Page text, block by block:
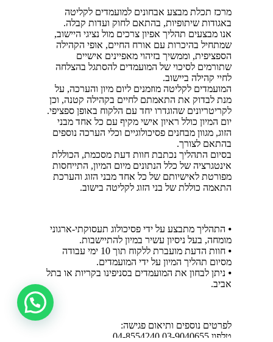
מרכז תכלת מבצע אבחונים למועמדים לקליטה
באגודות שיתופיות, בהתאם לחוק ועדות קבלה.
אנו מבצעים תהליך אפיון צרכים מול נציגי היישוב,
שמתחיל בהיכרות עם אורח החיים, אופי הקהילה
הספציפית, וממשיך בזיהוי מאפיינים אישיים
שתורמים לסיכוי של המועמדים להסתגל בהצלחה
לחיי קהילה ביישוב.
המועמדים לקליטה מוזמנים ליום מיון והערכה, על
מנת לבדוק את התאמתם לחיים בקהילה קטנה, וכן
לקריטריונים שהוגדרו יחד עם הלקוח באופן ספציפי.
יום המיון כולל ראיון אישי מקיף עם כל אחד מבני
הזוג, מגוון מבחנים פסיכולוגיים וכלי הערכה נוספים
בהתאם לצורך.
בסיום התהליך נכתבת חוות דעת מסכמת, הכוללת
אינטגרציה של כלל הנתונים מיום המיון, התייחסות
מפורטת לאישיותם של כל אחד מבני הזוג והערכת
התאמה כוללת של בני הזוג לקליטה בישוב.
⦁ התהליך מתבצע על ידי פסיכולוג תעסוקתי-ארגוני
מומחה, בעל ניסיון עשיר במיון להתיישבות.
⦁ חוות הדעת מועברת ללקוח תוך 10 ימי עבודה
מסיום תהליך המיון על ידי המועמדים.
⦁ ניתן לבחון את המועמדים בסניפינו בקריות או בתל
אביב.
לפרטים נוספים ותיאום פגישה:
טלפון 03-9040655 04-8554240